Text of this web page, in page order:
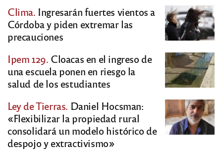
Clima. Ingresarán fuertes vientos a
Córdoba y piden extremar las
precauciones
Ipem 129. Cloacas en el ingreso de
una escuela ponen en riesgo la
salud de los estudiantes
Ley de Tierras. Daniel Hocsman:
«Flexibilizar la propiedad rural
consolidará un modelo histórico de
despojo y extractivismo»